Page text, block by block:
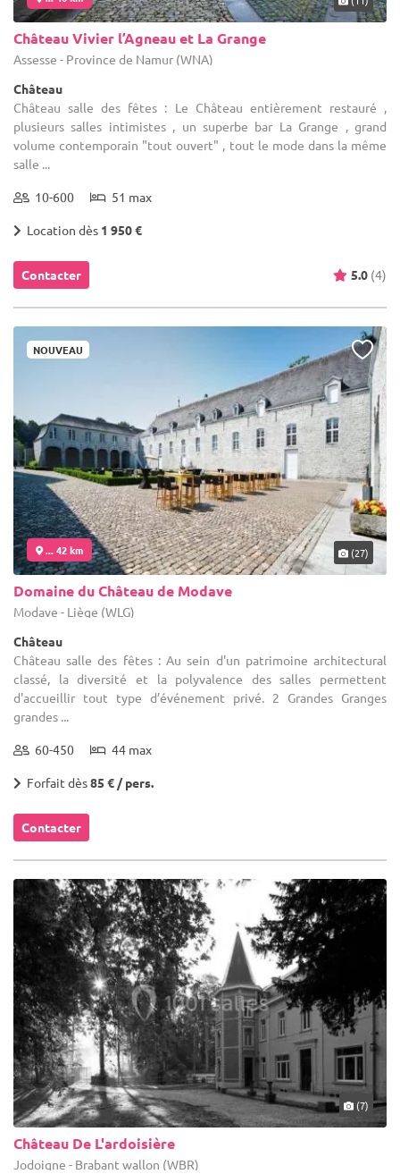
Château Vivier l’Agneau et La Grange
Assesse - Province de Namur (WNA)
Château
Château salle des fêtes : Le Château entièrement restauré ,
plusieurs salles intimistes , un superbe bar La Grange , grand
volume contemporain "tout ouvert" , tout le mode dans la même
salle ...
10-600 51 max
Location dès 1 950 €
Contacter 5.0 (4)
NOUVEAU
... 42 km (27)
Domaine du Château de Modave
Modave - Liège (WLG)
Château
Château salle des fêtes : Au sein d'un patrimoine architectural
classé, la diversité et la polyvalence des salles permettent
d'accueillir tout type d’événement privé. 2 Grandes Granges
grandes ...
60-450 44 max
Forfait dès85 € / pers.
Contacter
(7)
Château De L'ardoisière
Jodoigne - Brabant wallon (WBR)